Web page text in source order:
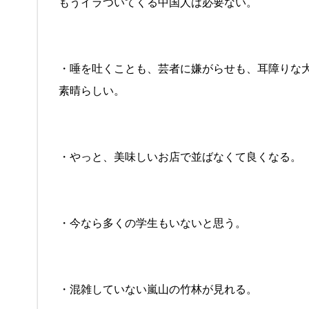
・唾を吐くことも、芸者に嫌がらせも、耳障りな
素晴らしい。
・やっと、美味しいお店で並ばなくて良くなる。
・今なら多くの学生もいないと思う。
・混雑していない嵐山の竹林が見れる。